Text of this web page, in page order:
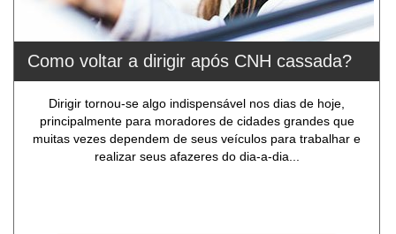
Como voltar a dirigir após CNH cassada?
Dirigir tornou-se algo indispensável nos dias de hoje,
principalmente para moradores de cidades grandes que
muitas vezes dependem de seus veículos para trabalhar e
realizar seus afazeres do dia-a-dia...